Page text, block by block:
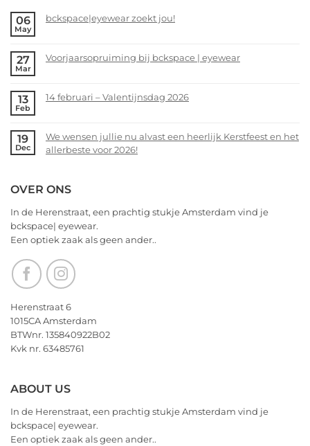
wensen
alvast
Kerstfeest
allerbeste
voor
06
May
bckspace|eyewear zoekt jou!
on
jou!
27
Mar
Voorjaarsopruiming bij bckspace | eyewear
on
bckspace
|
13
Feb
14 februari – Valentijnsdag 2026
on
14
Valentijnsdag
19
Dec
We wensen jullie nu alvast een heerlijk Kerstfeest en het
allerbeste voor 2026!
on
wensen
jullie
nu
alvast
een
heerlijk
en
het
allerbeste
voor
OVER ONS
In de Herenstraat, een prachtig stukje Amsterdam vind je
bckspace| eyewear.
Een optiek zaak als geen ander..
Herenstraat 6
1015CA Amsterdam
BTWnr. 135840922B02
Kvk nr. 63485761
ABOUT US
In de Herenstraat, een prachtig stukje Amsterdam vind je
bckspace| eyewear.
Een optiek zaak als geen ander..